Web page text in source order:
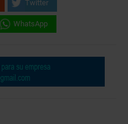
Twitter
WhatsApp